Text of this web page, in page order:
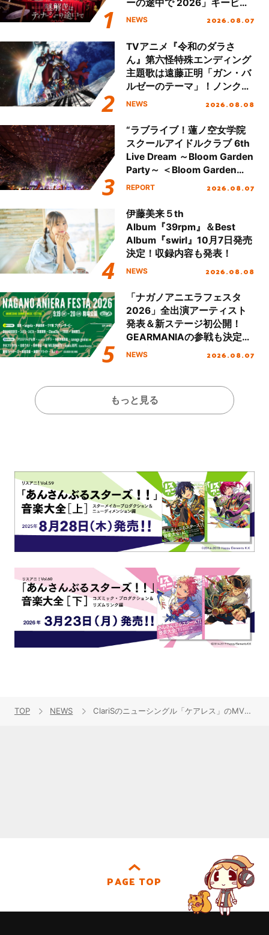
ーの途中で 2026」キービジ
ュアル＆グッズラインナップ
NEWS 2026.08.07
TVアニメ『令和のダラさ
ん』第六怪特殊エンディング
主題歌は遠藤正明「ガン・バ
ルゼーのテーマ」！ノンクレ
ジットエンディング映像も公
NEWS 2026.08.08
“ラブライブ！蓮ノ空女学院
スクールアイドルクラブ 6th
Live Dream ～Bloom Garden
Party～ ＜Bloom Garden
Party Stage／埼玉公演＞”
REPORT 2026.08.07
伊藤美来５th
Album『39rpm』＆Best
Album『swirl』10月7日発売
決定！収録内容も発表！
NEWS 2026.08.08
「ナガノアニエラフェスタ
2026」全出演アーティスト
発表＆新ステージ初公開！
GEARMANIAの参戦も決定
し、初となる第3ステージの
NEWS 2026.08.07
もっと見る
TOP NEWS ClariSのニューシングル「ケアレス」のMVフルバージョンが公開！
PAGE TOP